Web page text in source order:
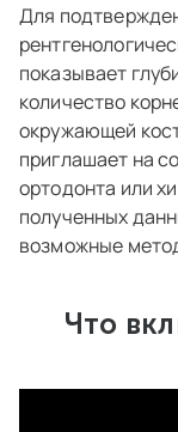
Для
показывает
количество
окружающей
приглашает на
ортодонта или
полученных
возможные
Что